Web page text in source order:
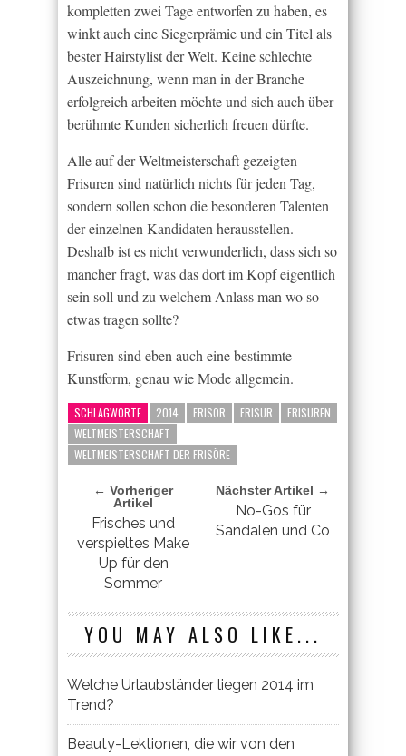
kompletten zwei Tage entworfen zu haben, es
winkt auch eine Siegerprämie und ein Titel als
bester Hairstylist der Welt. Keine schlechte
Auszeichnung, wenn man in der Branche
erfolgreich arbeiten möchte und sich auch über
berühmte Kunden sicherlich freuen dürfte.
Alle auf der Weltmeisterschaft gezeigten
Frisuren sind natürlich nichts für jeden Tag,
sondern sollen schon die besonderen Talenten
der einzelnen Kandidaten herausstellen.
Deshalb ist es nicht verwunderlich, dass sich so
mancher fragt, was das dort im Kopf eigentlich
sein soll und zu welchem Anlass man wo so
etwas tragen sollte?
Frisuren sind eben auch eine bestimmte
Kunstform, genau wie Mode allgemein.
SCHLAGWORTE 2014 FRISÖR FRISUR
FRISUREN
WELTMEISTERSCHAFT
WELTMEISTERSCHAFT DER FRISÖRE
← Vorheriger
Artikel
Frisches und
verspieltes Make
Up für den
Sommer
Nächster Artikel →
No-Gos für
Sandalen und Co
YOU MAY ALSO LIKE...
Welche Urlaubsländer liegen 2014 im
Trend?
Beauty-Lektionen, die wir von den